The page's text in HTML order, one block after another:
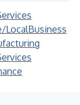
LocalBusiness